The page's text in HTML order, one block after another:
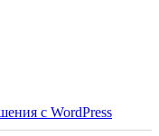
с WordPress